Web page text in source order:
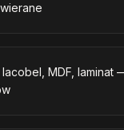
lacobel, MDF, laminat